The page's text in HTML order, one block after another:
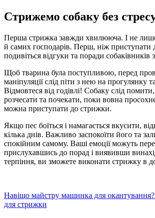
Стрижемо собаку без
Перша стрижка завжди хвилююча. І не
й самих господарів. Перш, ніж приступати
подивіться відгуки та поради собаківників
Щоб тварина була поступливою, перед
маніпуляції слід піти з нею на прогулянку
Відмовтеся від годівлі! Собаку слід
розчесати та почекати, поки вовна
можна приступати до стрижки.
Якщо пес боїться і намагається вкусити,
кілька днів. Важливо заспокоїти його та
спокійним самому. Ваші емоції можуть
прислухавшись до порад і виявивши
терпіння, ви зможете виконати стрижку в
Навіщо майстру машинка для окантування?
для стрижки